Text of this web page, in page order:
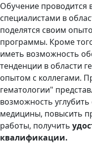
Обучение
специалистами в
поделятся своим
программы. Кроме
иметь возможность
тенденции в области
опытом с коллегами.
гематологии"
возможность
медицины, повысить
работы, получить
квалификации.